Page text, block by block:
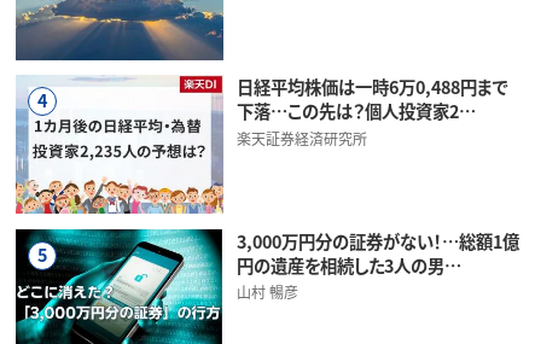
4
日経平均株価は一時6万0,488円まで
下落…この先は？個人投資家2…
楽天証券経済研究所
5
3,000万円分の証券がない！…総額1億
円の遺産を相続した3人の男…
山村 暢彦